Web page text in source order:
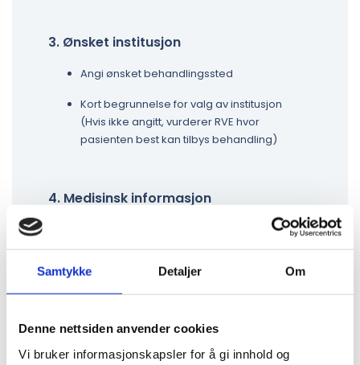
Samtykke Detaljer Om
Denne nettsiden anvender cookies
Vi bruker informasjonskapsler for å gi innhold og
3. Ønsket institusjon
Angi ønsket behandlingssted
Kort begrunnelse for valg av institusjon
(Hvis ikke angitt, vurderer RVE hvor
pasienten best kan tilbys behandling)
4. Medisinsk informasjon
Konkret problemstilling
Hvordan funksjonsnedsettelsen påvirker
(hjemme, barnehage/skole, fritid)